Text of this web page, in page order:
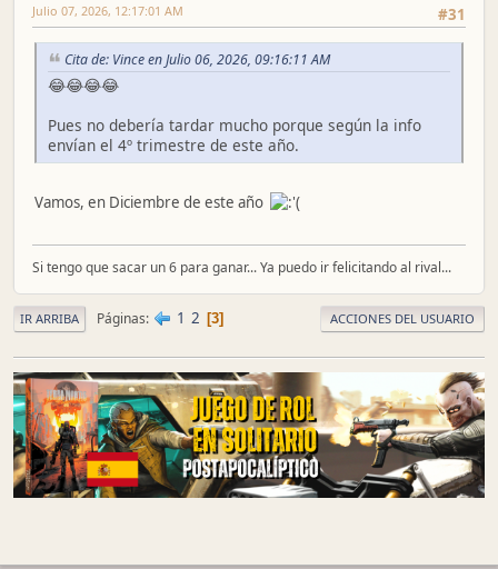
#31
Julio 07, 2026, 12:17:01 AM
Cita de: Vince en Julio 06, 2026, 09:16:11 AM
😂😂😂😂
Pues no debería tardar mucho porque según la info
envían el 4º trimestre de este año.
Vamos, en Diciembre de este año
Si tengo que sacar un 6 para ganar... Ya puedo ir felicitando al rival...
IR ARRIBA Páginas 1 2 3 ACCIONES DEL USUARIO